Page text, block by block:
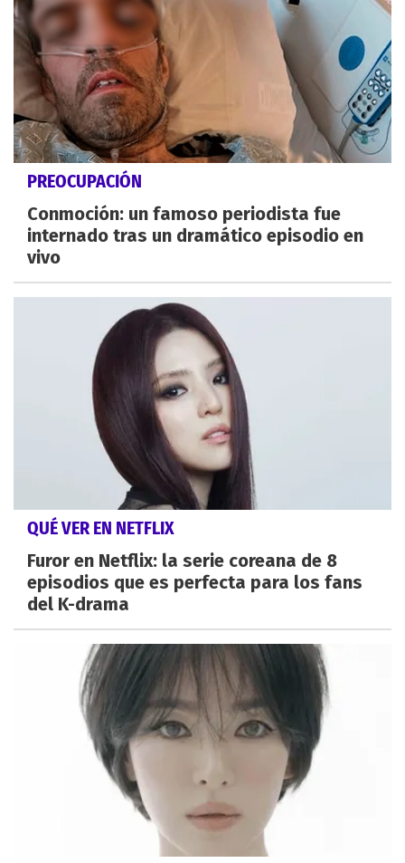
PREOCUPACIÓN
Conmoción: un famoso periodista fue
internado tras un dramático episodio en
vivo
QUÉ VER EN NETFLIX
Furor en Netflix: la serie coreana de 8
episodios que es perfecta para los fans
del K-drama